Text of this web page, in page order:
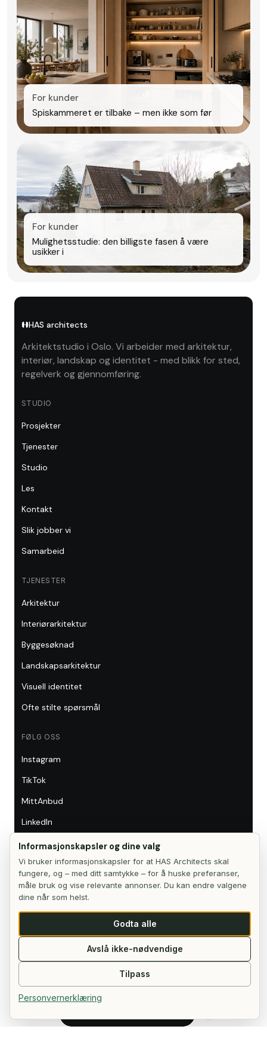
For kunder
Spiskammeret er tilbake – men ikke som før
For kunder
Mulighetsstudie: den billigste fasen å være
usikker i
HAS architects
Arkitektstudio i Oslo. Vi arbeider med arkitektur,
interiør, landskap og identitet - med blikk for sted,
regelverk og gjennomføring.
STUDIO
Prosjekter
Tjenester
Studio
Les
Kontakt
Slik jobber vi
Samarbeid
TJENESTER
Arkitektur
Interiørarkitektur
Byggesøknad
Landskapsarkitektur
Visuell identitet
Ofte stilte spørsmål
FØLG OSS
Instagram
TikTok
MittAnbud
LinkedIn
post@hasarchitects.no
MEDLEMSKAP
MNAL · MNLA
ETABLERT
Se profil →
Postboks 5020, Majorstuen, 0301 Oslo, Norge
Org. 924 528 110 MVA
Informasjonskapsler og dine valg
Vi bruker informasjonskapsler for at HAS Architects skal
fungere, og – med ditt samtykke – for å huske preferanser,
måle bruk og vise relevante annonser. Du kan endre valgene
dine når som helst.
Godta alle
Avslå ikke-nødvendige
Tilpass
Personvernerklæring